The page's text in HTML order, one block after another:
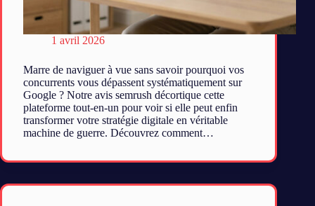
1 avril 2026
Marre de naviguer à vue sans savoir pourquoi vos
concurrents vous dépassent systématiquement sur
Google ? Notre avis semrush décortique cette
plateforme tout-en-un pour voir si elle peut enfin
transformer votre stratégie digitale en véritable
machine de guerre. Découvrez comment…